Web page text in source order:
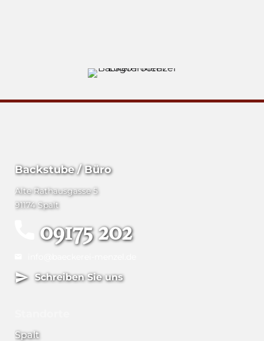
Backstube / Büro
Alte Rathausgasse 5
91174 Spalt
09175 202
Schreiben Sie uns
Spalt